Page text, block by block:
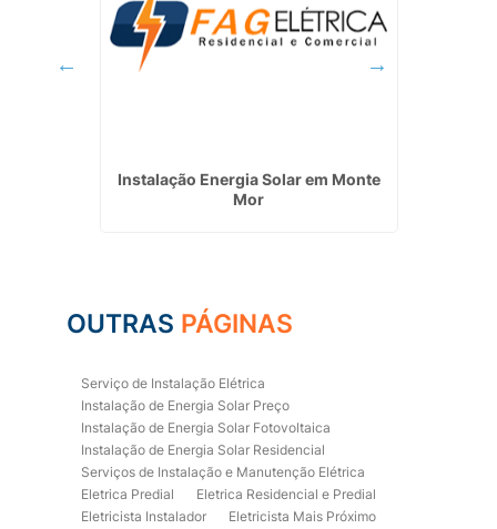
Instalação Energia Solar em Monte
Mor
OUTRAS PÁGINAS
Serviço de Instalação Elétrica
Instalação de Energia Solar Preço
Instalação de Energia Solar Fotovoltaica
Instalação de Energia Solar Residencial
Serviços de Instalação e Manutenção Elétrica
Eletrica Predial
Eletrica Residencial e Predial
Eletricista Instalador
Eletricista Mais Próximo